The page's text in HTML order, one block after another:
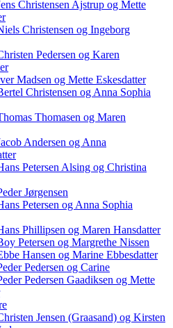
Christensen Ajstrup og Mette
Christensen og Ingeborg
Pedersen og Karen
Madsen og Mette Eskesdatter
Christensen og Anna Sophia
Thomasen og Maren
Andersen og Anna
Petersen Alsing og Christina
Jørgensen
Petersen og Anna Sophia
Phillipsen og Maren Hansdatter
Petersen og Margrethe Nissen
Hansen og Marine Ebbesdatter
Pedersen og Carine
Pedersen Gaadiksen og Mette
Jensen (Graasand) og Kirsten